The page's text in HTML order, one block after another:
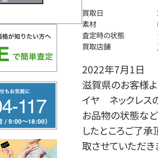
買取日
素材
査定時の状態
買取店舗
2022年7月1日
滋賀県のお客様よ
イヤ ネックレス
お品物の状態など
したところご了
取させていただき